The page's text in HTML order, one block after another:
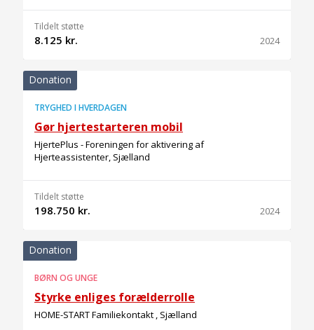
Tildelt støtte
8.125 kr. 2024
Donation
TRYGHED I HVERDAGEN
Gør hjertestarteren mobil
HjertePlus - Foreningen for aktivering af
Hjerteassistenter, Sjælland
Tildelt støtte
198.750 kr. 2024
Donation
BØRN OG UNGE
Styrke enliges forælderrolle
HOME-START Familiekontakt , Sjælland